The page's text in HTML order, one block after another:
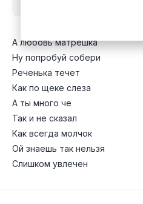
А любовь матрешка
Ну попробуй собери
Реченька течет
Как по щеке слеза
А ты много че
Так и не сказал
Как всегда молчок
Ой знаешь так нельзя
Слишком увлечен